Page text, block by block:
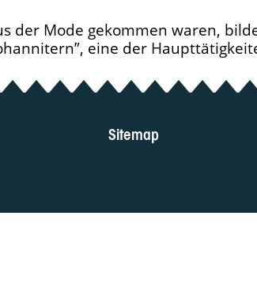
der Mode gekommen waren,
eine der
Sitemap